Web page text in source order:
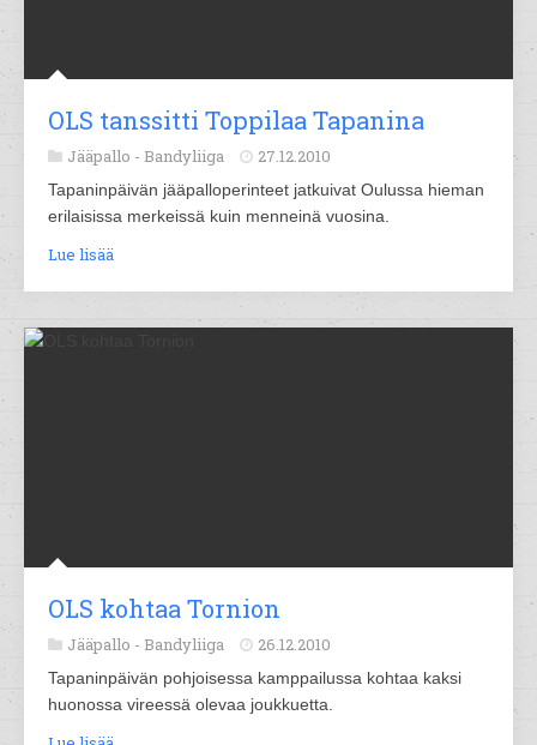
OLS tanssitti Toppilaa Tapanina
Jääpallo - Bandyliiga 27.12.2010
Tapaninpäivän jääpalloperinteet jatkuivat Oulussa hieman
erilaisissa merkeissä kuin menneinä vuosina.
Lue lisää
OLS kohtaa Tornion
Jääpallo - Bandyliiga 26.12.2010
Tapaninpäivän pohjoisessa kamppailussa kohtaa kaksi
huonossa vireessä olevaa joukkuetta.